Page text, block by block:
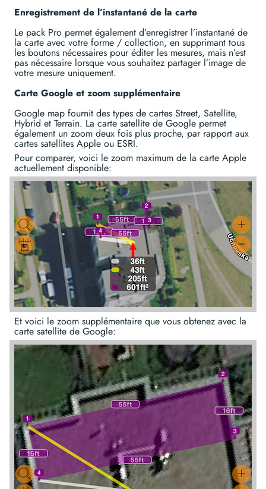
Enregistrement de l’instantané de la carte
Le pack Pro permet également d’enregistrer l’instantané de
la carte avec votre forme / collection, en supprimant tous
les boutons nécessaires pour éditer les mesures, mais n’est
pas nécessaire lorsque vous souhaitez partager l’image de
votre mesure uniquement.
Carte Google et zoom supplémentaire
Google map fournit des types de cartes Street, Satellite,
Hybrid et Terrain. La carte satellite de Google permet
également un zoom deux fois plus proche, par rapport aux
cartes satellites Apple ou ESRI.
Pour comparer, voici le zoom maximum de la carte Apple
actuellement disponible:
Et voici le zoom supplémentaire que vous obtenez avec la
carte satellite de Google: